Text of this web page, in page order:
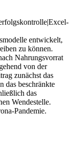
entwickelt,
zu können.
Nahrungsvorrat
von der
zunächst das
das beschränkte
das
Wendestelle.
Pandemie.